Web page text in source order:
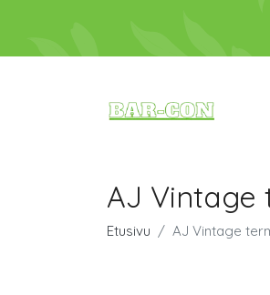
AJ Vintage
Etusivu AJ Vintage